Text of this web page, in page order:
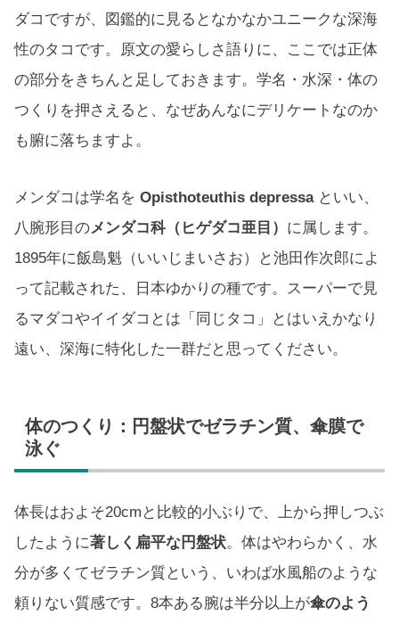
ダコですが、図鑑的に見るとなかなかユニークな深海
性のタコです。原文の愛らしさ語りに、ここでは正体
の部分をきちんと足しておきます。学名・水深・体の
つくりを押さえると、なぜあんなにデリケートなのか
も腑に落ちますよ。
メンダコは学名を Opisthoteuthis depressaといい、
八腕形目のメンダコ科（ヒゲダコ亜目） に属します。
1895年に飯島魁（いいじまいさお）と池田作次郎によ
って記載された、日本ゆかりの種です。スーパーで見
るマダコやイイダコとは「同じタコ」とはいえかなり
遠い、深海に特化した一群だと思ってください。
体のつくり：円盤状でゼラチン質、傘膜で
泳ぐ
体長はおよそ20cmと比較的小ぶりで、上から押しつぶ
したように著しく扁平な円盤状。体はやわらかく、水
分が多くてゼラチン質という、いわば水風船のような
頼りない質感です。8本ある腕は半分以上が傘のよう